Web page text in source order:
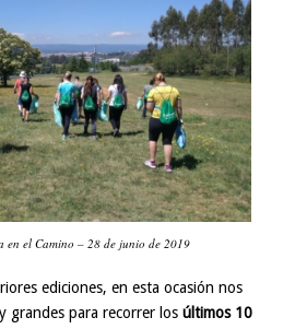
en el Camino – 28 de junio de 2019
ediciones, en esta ocasión nos
grandes para recorrer losúltimos 10